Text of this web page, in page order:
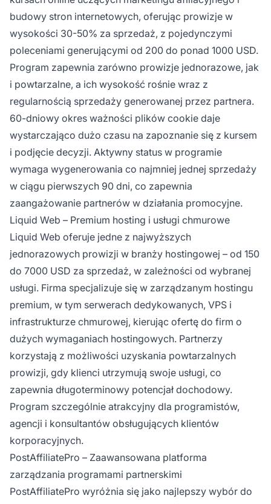
budowy stron internetowych, oferując prowizje w
wysokości 30-50% za sprzedaż, z pojedynczymi
poleceniami generującymi od 200 do ponad 1000 USD.
Program zapewnia zarówno prowizje jednorazowe, jak
i powtarzalne, a ich wysokość rośnie wraz z
regularnością sprzedaży generowanej przez partnera.
60-dniowy okres ważności plików cookie daje
wystarczająco dużo czasu na zapoznanie się z kursem
i podjęcie decyzji. Aktywny status w programie
wymaga wygenerowania co najmniej jednej sprzedaży
w ciągu pierwszych 90 dni, co zapewnia
zaangażowanie partnerów w działania promocyjne.
Liquid Web – Premium hosting i usługi chmurowe
Liquid Web oferuje jedne z najwyższych
jednorazowych prowizji w branży hostingowej – od 150
do 7000 USD za sprzedaż, w zależności od wybranej
usługi. Firma specjalizuje się w zarządzanym hostingu
premium, w tym serwerach dedykowanych, VPS i
infrastrukturze chmurowej, kierując ofertę do firm o
dużych wymaganiach hostingowych. Partnerzy
korzystają z możliwości uzyskania powtarzalnych
prowizji, gdy klienci utrzymują swoje usługi, co
zapewnia długoterminowy potencjał dochodowy.
Program szczególnie atrakcyjny dla programistów,
agencji i konsultantów obsługujących klientów
korporacyjnych.
PostAffiliatePro – Zaawansowana platforma
zarządzania programami partnerskimi
PostAffiliatePro wyróżnia się jako najlepszy wybór do